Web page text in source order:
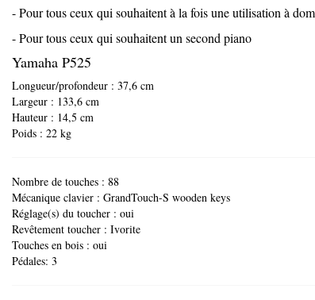
- Pour tous ceux qui souhaitent à la fois une utilisation à
- Pour tous ceux qui souhaitent un second piano
Yamaha P525
Longueur/profondeur : 37,6 cm
Largeur : 133,6 cm
Hauteur : 14,5 cm
Poids : 22 kg
Nombre de touches : 88
Mécanique clavier : GrandTouch-S wooden keys
Réglage(s) du toucher : oui
Revêtement toucher : Ivorite
Touches en bois : oui
Pédales: 3